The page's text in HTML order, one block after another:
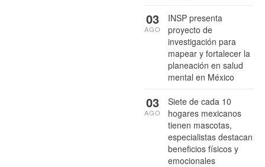
INSP presenta
proyecto de
investigación para
mapear y fortalecer la
planeación en salud
mental en México
03
AGO
Siete de cada 10
hogares mexicanos
tienen mascotas,
especialistas destacan
beneficios físicos y
emocionales
03
AGO